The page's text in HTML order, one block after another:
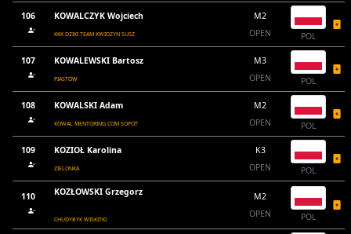
106 KOWALCZYK Wojciech
KKK DZIKI TEAM KWIDZYN SUSZ
M2
OPEN
POL
107 KOWALEWSKI Bartosz
PIASTÓW
M3
OPEN
POL
108 KOWALSKI Adam
KOWAL MENTORING.COM SOPOT
M2
OPEN
POL
109 KOZIOŁ Karolina
ZIELONKA
K3
OPEN
POL
110 KOZŁOWSKI Grzegorz
CHUDYBYK WISKITKI
M2
OPEN
POL